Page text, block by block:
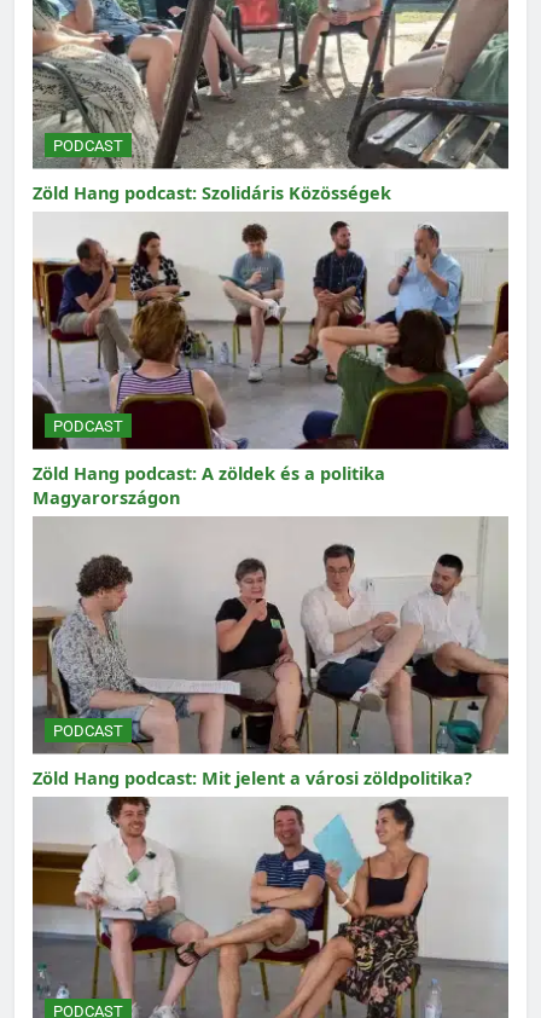
PODCAST
Zöld Hang podcast: Szolidáris Közösségek
PODCAST
Zöld Hang podcast: A zöldek és a politika
Magyarországon
PODCAST
Zöld Hang podcast: Mit jelent a városi zöldpolitika?
PODCAST